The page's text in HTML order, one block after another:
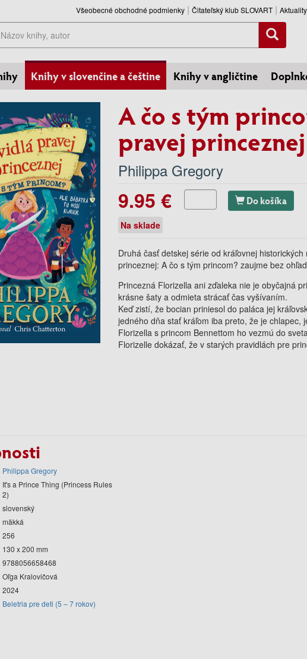
Všeobecné obchodné podmienky Čitateľský klub SLOVART Aktuality
Knihy v slovenčine a češtine Knihy v angličtine
A čo s tým
pravej
Philippa Gregory
9.95 € Do košíka
Na sklade
Druhá časť detskej série od kráľovnej
princeznej: A čo s tým princom? zaujme bez
Princezná Florizella ani zďaleka nie je obyčajná
krásne šaty a odmieta strácať čas vyšívaním.
Keď zistí, že bocian priniesol do paláca jej
jedného dňa stať kráľom iba preto, že je chlapec,
Florizella s princom Bennettom ho vezmú do
Florizelle dokázať, že v starých pravidlách pre
Philippa Gregory
It's a Prince Thing (Princess Rules
2)
slovenský
mäkká
256
130 x 200 mm
9788056658468
Oľga Kralovičová
2024
Beletria pre deti (5 – 7 rokov)